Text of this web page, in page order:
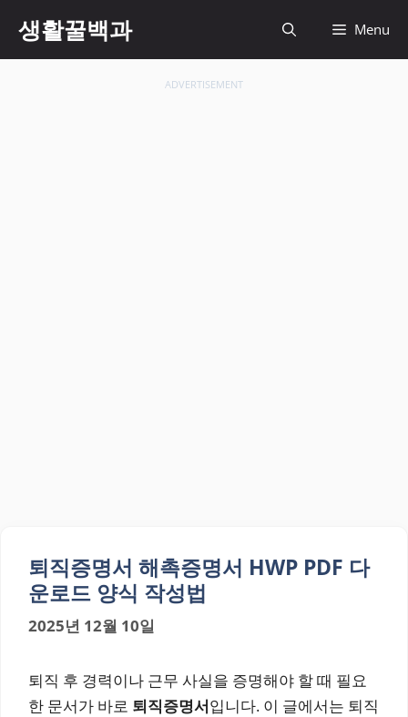
생활꿀백과 Menu
ADVERTISEMENT
퇴직증명서 해촉증명서 HWP PDF 다
운로드 양식 작성법
2025년 12월 10일
퇴직 후 경력이나 근무 사실을 증명해야 할 때 필요
한 문서가 바로 퇴직증명서입니다. 이 글에서는 퇴직